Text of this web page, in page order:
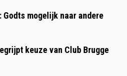
Godts mogelijk naar andere
keuze van Club Brugge